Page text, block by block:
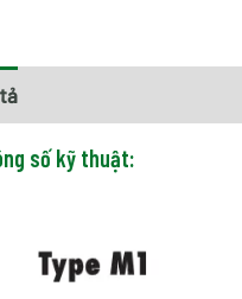
số kỹ thuật: